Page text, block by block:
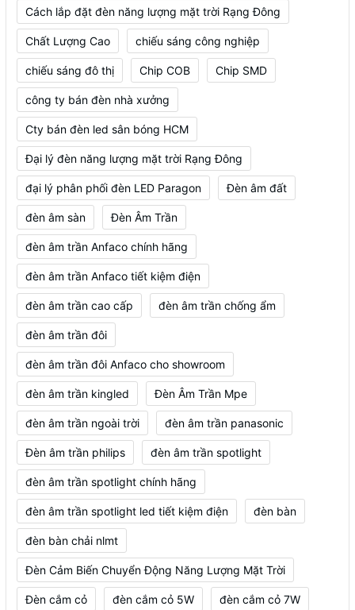
Cách lắp đặt đèn năng lượng mặt trời Rạng Đông
Chất Lượng Cao chiếu sáng công nghiệp
chiếu sáng đô thị Chip COB Chip SMD
công ty bán đèn nhà xưởng
Cty bán đèn led sân bóng HCM
Đại lý đèn năng lượng mặt trời Rạng Đông
đại lý phân phối đèn LED Paragon Đèn âm đất
đèn âm sàn Đèn Âm Trần
đèn âm trần Anfaco chính hãng
đèn âm trần Anfaco tiết kiệm điện
đèn âm trần cao cấp đèn âm trần chống ẩm
đèn âm trần đôi
đèn âm trần đôi Anfaco cho showroom
đèn âm trần kingled Đèn Âm Trần Mpe
đèn âm trần ngoài trời đèn âm trần panasonic
Đèn âm trần philips đèn âm trần spotlight
đèn âm trần spotlight chính hãng
đèn âm trần spotlight led tiết kiệm điện đèn bàn
đèn bàn chải nlmt
Đèn Cảm Biến Chuyển Động Năng Lượng Mặt Trời
Đèn cắm cỏ đèn cắm cỏ 5W đèn cắm cỏ 7W